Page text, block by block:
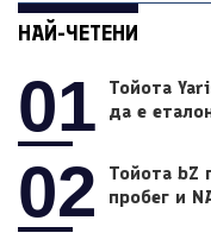
НАЙ-ЧЕТЕНИ
01
Тойота
да е
02
Тойота bZ
пробег и